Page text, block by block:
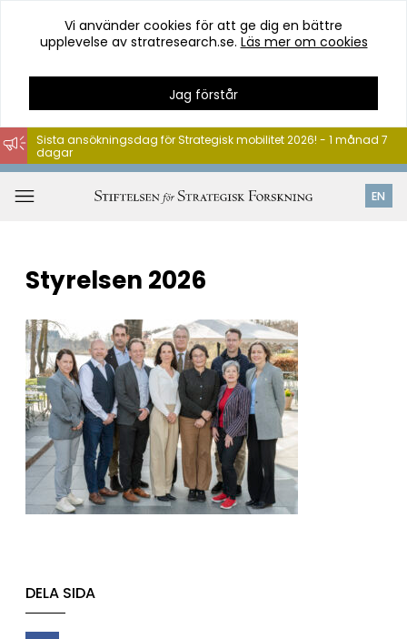
Hoppa
till
innehåll
Vi använder cookies för att ge dig en bättre
upplevelse av stratresearch.se. Läs mer om cookies
Jag förstår
EN
Sista ansökningsdag för Strategisk mobilitet 2026! - 1 månad 7
dagar
Styrelsen 2026
DELA SIDA